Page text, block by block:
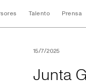
Talento Prensa
de
15/7/2025
Junta